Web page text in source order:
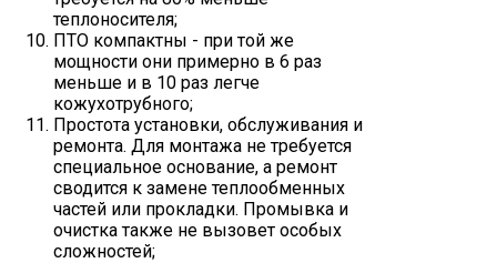
теплоносителя;
ПТО компактны - при той же
мощности они примерно в 6 раз
меньше и в 10 раз легче
кожухотрубного;
Простота установки, обслуживания и
ремонта. Для монтажа не требуется
специальное основание, а ремонт
сводится к замене теплообменных
частей или прокладки. Промывка и
очистка также не вызовет особых
сложностей;